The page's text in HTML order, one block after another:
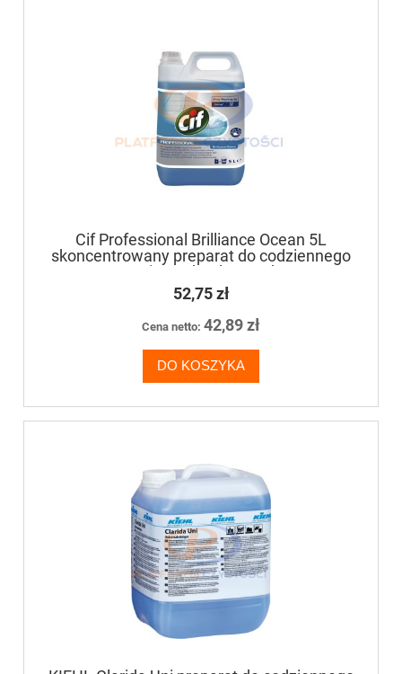
Cif Professional Brilliance Ocean 5L
skoncentrowany preparat do codziennego
mycia wodoodpornych,
niezabezpieczonych powierzchni
52,75 zł
Cena netto: 42,89 zł
DO KOSZYKA